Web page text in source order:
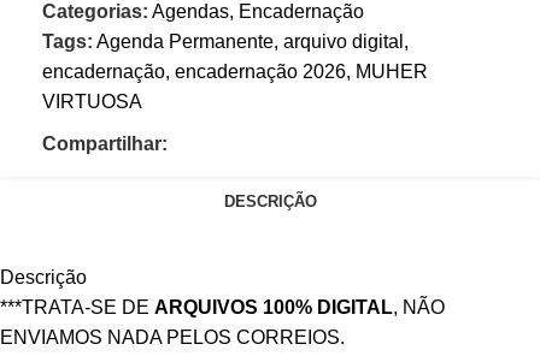
Categorias: Agendas, Encadernação
Tags: Agenda Permanente, arquivo digital ,
encadernação, encadernação 2026, MUHER
VIRTUOSA
Compartilhar:
DESCRIÇÃO
Descrição
***TRATA-SE DE ARQUIVOS 100% DIGITAL, NÃO
ENVIAMOS NADA PELOS CORREIOS.